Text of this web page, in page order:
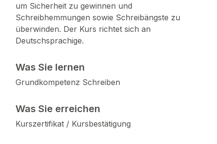
um Sicherheit zu gewinnen und
Schreibhemmungen sowie Schreibängste zu
überwinden. Der Kurs richtet sich an
Deutschsprachige.
Was Sie lernen
Grundkompetenz Schreiben
Was Sie erreichen
Kurszertifikat / Kursbestätigung